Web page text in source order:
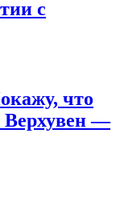
с
что
Верхувен —